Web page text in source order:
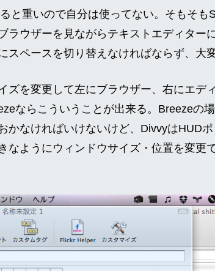
と重いので自分は使ってない。そもそも
ラウザーを見ながらテキストエディター
ペースを切り替えなければならず、大変
ズを変更して左にブラウザー、右にエデ
ならこういうことが出来る。Breezeの
かなければいけないけど、DivvyはHUD
なようにウィンドウサイズ・位置を変更